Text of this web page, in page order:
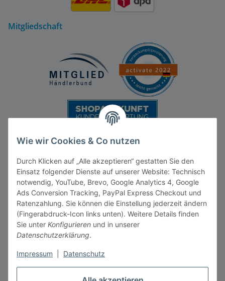
Wie wir Cookies & Co nutzen
Durch Klicken auf „Alle akzeptieren“ gestatten Sie den
Einsatz folgender Dienste auf unserer Website: Technisch
notwendig, YouTube, Brevo, Google Analytics 4, Google
Ads Conversion Tracking, PayPal Express Checkout und
Ratenzahlung. Sie können die Einstellung jederzeit ändern
(Fingerabdruck-Icon links unten). Weitere Details finden
Sie unter Konfigurieren und in unserer
Datenschutzerklärung.
Impressum Datenschutz
Mitgliedschaft
Vertrag widerrufen
** gilt für Lieferungen innerhalb Deutschlands, Lieferzeiten